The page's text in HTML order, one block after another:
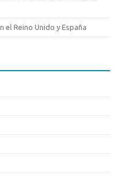
Reino Unido y España